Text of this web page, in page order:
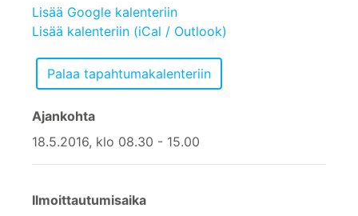
Lisää Google kalenteriin
Lisää kalenteriin (iCal / Outlook)
Ajankohta
18.5.2016, klo 08.30 - 15.00
Ilmoittautumisaika